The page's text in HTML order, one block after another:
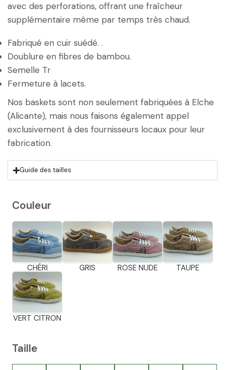
avec des perforations, offrant une fraîcheur
supplémentaire même par temps très chaud.
Fabriqué en cuir suédé. .
Doublure en fibres de bambou.
Semelle Tr
Fermeture à lacets.
Nos baskets sont non seulement fabriquées à Elche
(Alicante), mais nous faisons également appel
exclusivement à des fournisseurs locaux pour leur
fabrication.
Guide des tailles
Couleur
CHÉRI GRIS ROSE NUDE TAUPE
VERT CITRON
Taille